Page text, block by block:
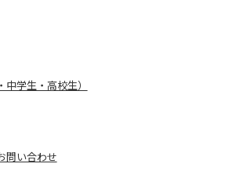
学生・高校生）
問い合わせ